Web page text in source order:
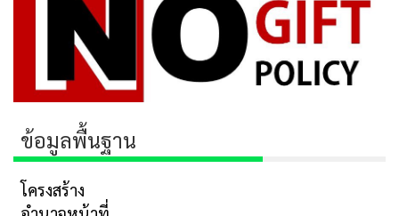
ข้อมูลพื้นฐาน
โครงสร้าง